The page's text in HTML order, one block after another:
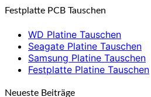
Festplatte PCB Tauschen
WD Platine Tauschen
Seagate Platine Tauschen
Samsung Platine Tauschen
Festplatte Platine Tauschen
Neueste Beiträge